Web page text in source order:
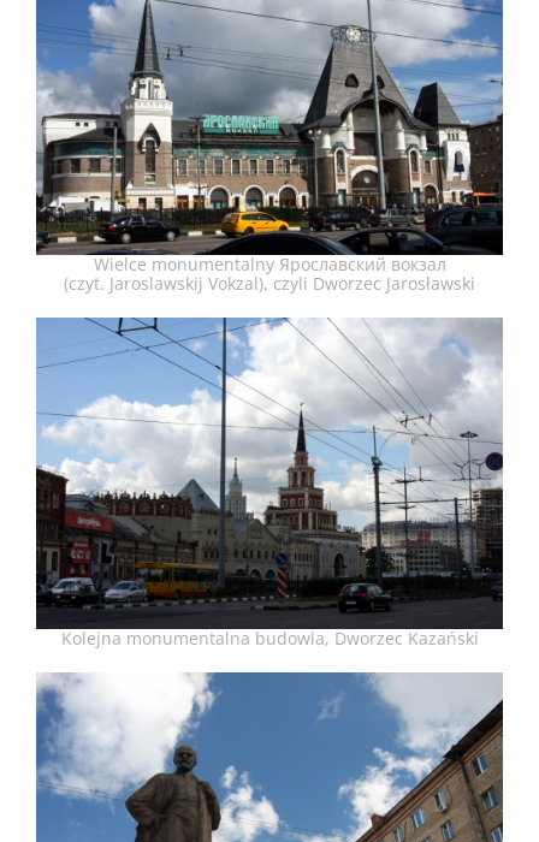
Wielce monumentalny Ярославский вокзал
(czyt. Jaroslawskij Vokzal), czyli Dworzec Jarosławski
Kolejna monumentalna budowla, Dworzec Kazański